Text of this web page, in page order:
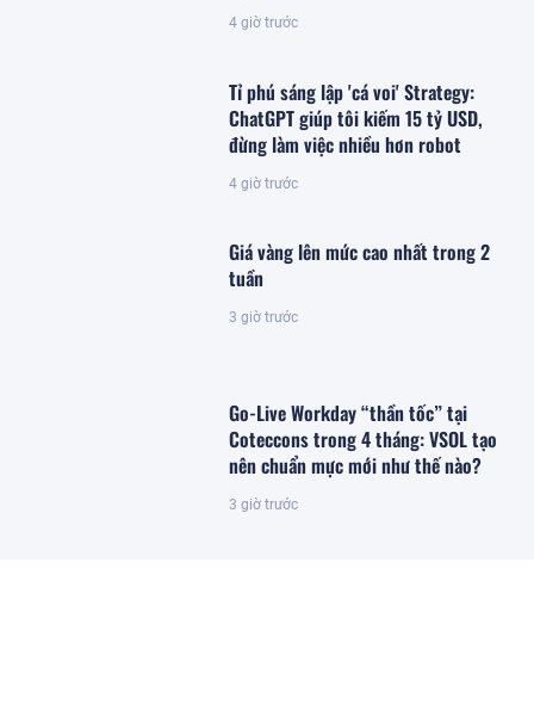
4 giờ trước
Tỉ phú sáng lập 'cá voi' Strategy:
ChatGPT giúp tôi kiếm 15 tỷ USD,
đừng làm việc nhiều hơn robot
4 giờ trước
Giá vàng lên mức cao nhất trong 2
tuần
3 giờ trước
Go-Live Workday “thần tốc” tại
Coteccons trong 4 tháng: VSOL tạo
nên chuẩn mực mới như thế nào?
3 giờ trước